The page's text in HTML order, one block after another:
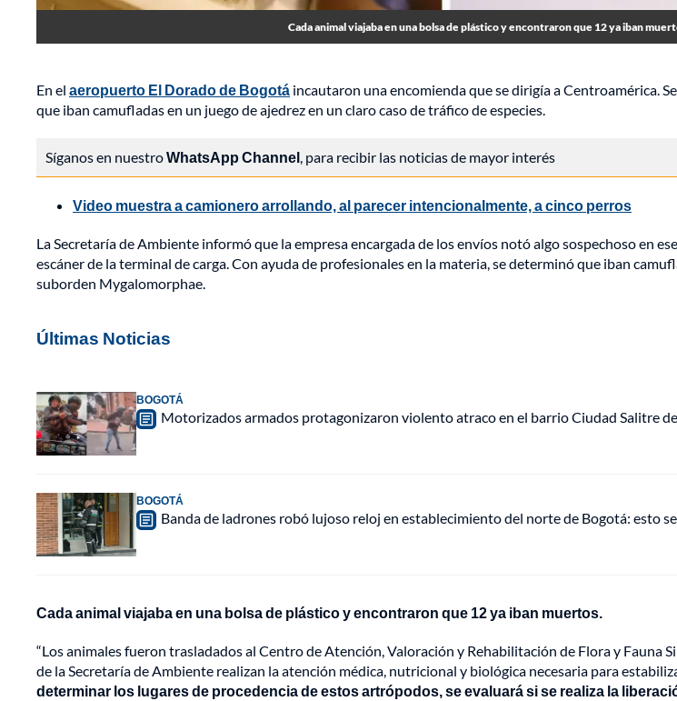
Cada animal viajaba en una bolsa de plástico y encontraron que 12 ya iban
En el aeropuerto El Dorado de Bogotá incautaron una encomienda que se dirigía a Centroamérica.
que iban camufladas en un juego de ajedrez en un claro caso de tráfico de especies.
Síganos en nuestroWhatsApp Channel, para recibir las noticias de mayor interés
Video muestra a camionero arrollando, al parecer intencionalmente, a cinco perros
La Secretaría de Ambiente informó que la empresa encargada de los envíos notó algo sospechoso en
escáner de la terminal de carga. Con ayuda de profesionales en la materia, se determinó que iban
suborden Mygalomorphae.
Últimas Noticias
BOGOTÁ
Motorizados armados protagonizaron violento atraco en el barrio Ciudad Salitre
BOGOTÁ
Banda de ladrones robó lujoso reloj en establecimiento del norte de Bogotá: esto
Cada animal viajaba en una bolsa de plástico y encontraron que 12 ya iban muertos.
“Los animales fueron trasladados al Centro de Atención, Valoración y Rehabilitación de Flora y Fauna
de la Secretaría de Ambiente realizan la atención médica, nutricional y biológica necesaria para
determinar los lugares de procedencia de estos artrópodos, se evaluará si se realiza la